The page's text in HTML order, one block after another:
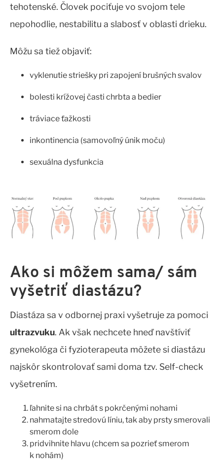
tehotenské. Človek pociťuje vo svojom tele
nepohodlie, nestabilitu a slabosť v oblasti drieku.
Môžu sa tiež objaviť:
vyklenutie striešky pri zapojení brušných svalov
bolesti krížovej časti chrbta a bedier
tráviace ťažkosti
inkontinencia (samovoľný únik moču)
sexuálna dysfunkcia
Ako si môžem sama/ sám
vyšetriť diastázu?
Diastáza sa v odbornej praxi vyšetruje za pomoci
ultrazvuku. Ak však nechcete hneď navštíviť
gynekológa či fyzioterapeuta môžete si diastázu
najskôr skontrolovať sami doma tzv. Self-check
vyšetrením.
ľahnite si na chrbát s pokrčenými nohami
nahmatajte stredovú líniu, tak aby prsty smerovali
smerom dole
pridvihnite hlavu (chcem sa pozrieť smerom
k nohám)